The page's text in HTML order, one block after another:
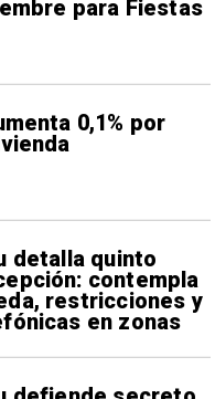
para Fiestas
0,1% por
detalla quinto
contempla
restricciones y
en zonas